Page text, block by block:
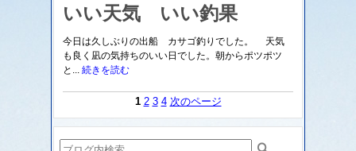
いい天気 いい釣果
今日は久しぶりの出船 カサゴ釣りでした。 天気
も良く凪の気持ちのいい日でした。朝からポツポツ
と... 続きを読む
1 2 3 4 次のページ